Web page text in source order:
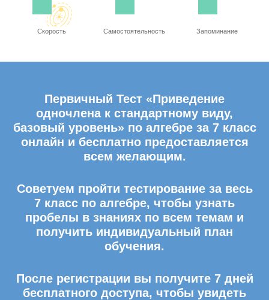
Скорость Самостоятельность Запоминание
Первичный Тест «Приведение
одночлена к стандартному виду,
базовый уровень» по алгебре за 7 класс
онлайн и бесплатно предоставляется
всем желающим.
Советуем пройти тестирование за весь
7 класс по алгебре, чтобы узнать
пробелы в знаниях по всем темам и
получить индивидуальный план
обучения.
После регистрации вы получите 7 дней
бесплатного доступа, чтобы увидеть